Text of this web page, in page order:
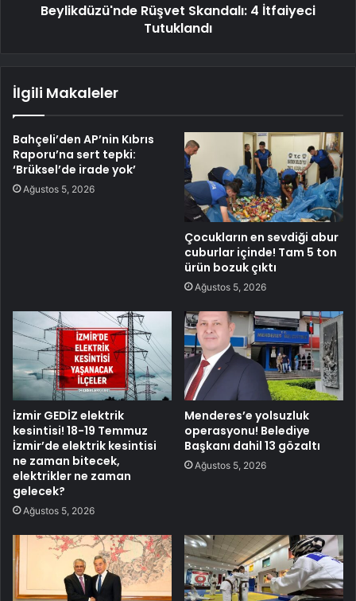
Beylikdüzü'nde Rüşvet Skandalı: 4 İtfaiyeci
Tutuklandı
İlgili Makaleler
Bahçeli’den AP’nin Kıbrıs
Raporu’na sert tepki:
‘Brüksel’de irade yok’
Ağustos 5, 2026
Çocukların en sevdiği abur
cuburlar içinde! Tam 5 ton
ürün bozuk çıktı
Ağustos 5, 2026
İzmir GEDİZ elektrik
kesintisi! 18-19 Temmuz
İzmir’de elektrik kesintisi
ne zaman bitecek,
elektrikler ne zaman
gelecek?
Ağustos 5, 2026
Menderes’e yolsuzluk
operasyonu! Belediye
Başkanı dahil 13 gözaltı
Ağustos 5, 2026